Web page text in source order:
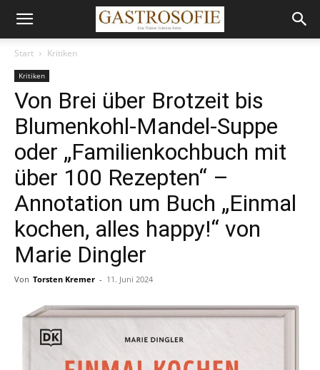
Start Kritiken
Kritiken
Von Brei über Brotzeit bis
Blumenkohl-Mandel-Suppe
oder „Familienkochbuch mit
über 100 Rezepten“ –
Annotation um Buch „Einmal
kochen, alles happy!“ von
Marie Dingler
Von Torsten Kremer - 11. Juni 2024